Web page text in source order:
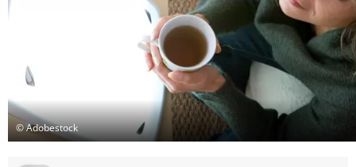
© Adobestock